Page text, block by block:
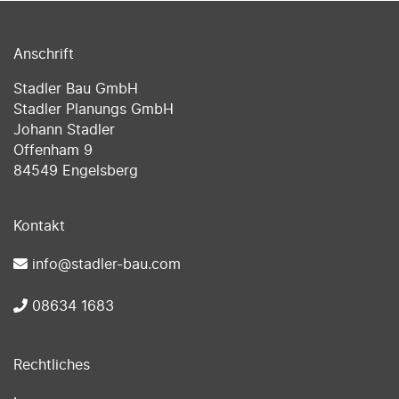
Anschrift
Stadler Bau GmbH
Stadler Planungs GmbH
Johann Stadler
Offenham 9
84549 Engelsberg
Kontakt
info@stadler-bau.com
08634 1683
Rechtliches